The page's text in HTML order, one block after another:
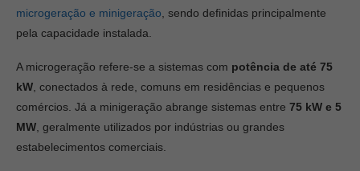
microgeração e minigeração , sendo definidas principalmente
pela capacidade instalada.
A microgeração refere-se a sistemas com potência de até 75
kW , conectados à rede, comuns em residências e pequenos
comércios. Já a minigeração abrange sistemas entre 75 kW e 5
MW , geralmente utilizados por indústrias ou grandes
estabelecimentos comerciais.